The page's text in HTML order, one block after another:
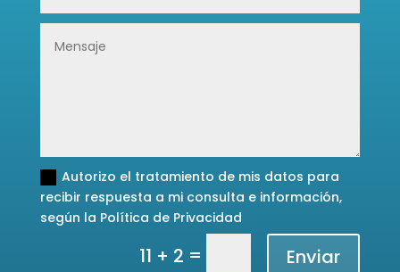
Autorizo el tratamiento de mis datos para
recibir respuesta a mi consulta e información,
según la Política de Privacidad
11 + 2 = Enviar